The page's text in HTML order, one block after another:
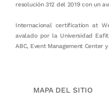
resolución 312 del 2019 con un
Internacional certification at
avalado por la Universidad
ABC, Event Management Center
MAPA DEL SITIO